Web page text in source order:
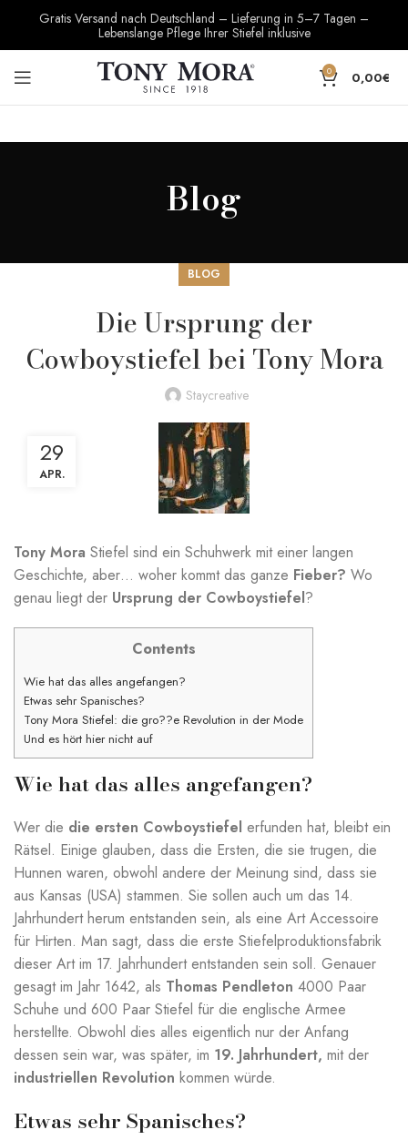
Gratis Versand nach Deutschland – Lieferung in 5–7 Tagen –
Lebenslange Pflege Ihrer Stiefel inklusive
0 0,00€
Blog
BLOG
Die Ursprung der
Cowboystiefel bei Tony Mora
Staycreative
29
APR.
Tony Mora Stiefel sind ein Schuhwerk mit einer langen
Geschichte, aber… woher kommt das ganze Fieber? Wo
genau liegt der Ursprung der Cowboystiefel?
Contents
Wie hat das alles angefangen?
Etwas sehr Spanisches?
Tony Mora Stiefel: die gro??e Revolution in der Mode
Und es hört hier nicht auf
Wie hat das alles angefangen?
Wer die die ersten Cowboystiefel erfunden hat, bleibt ein
Rätsel. Einige glauben, dass die Ersten, die sie trugen, die
Hunnen waren, obwohl andere der Meinung sind, dass sie
aus Kansas (USA) stammen. Sie sollen auch um das 14.
Jahrhundert herum entstanden sein, als eine Art Accessoire
für Hirten. Man sagt, dass die erste Stiefelproduktionsfabrik
dieser Art im 17. Jahrhundert entstanden sein soll. Genauer
gesagt im Jahr 1642, als Thomas Pendleton 4000 Paar
Schuhe und 600 Paar Stiefel für die englische Armee
herstellte. Obwohl dies alles eigentlich nur der Anfang
dessen sein war, was später, im 19. Jahrhundert, mit der
industriellen Revolution kommen würde.
Etwas sehr Spanisches?